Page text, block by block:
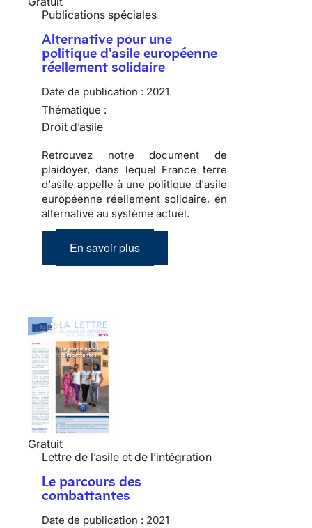
Publications spéciales
Alternative pour une
politique d'asile européenne
réellement solidaire
Date de publication : 2021
Thématique :
Droit d’asile
Retrouvez notre document de
plaidoyer, dans lequel France terre
d'asile appelle à une politique d'asile
européenne réellement solidaire, en
alternative au système actuel.
En savoir plus
Gratuit
Lettre de l’asile et de l’intégration
Le parcours des
combattantes
Date de publication : 2021